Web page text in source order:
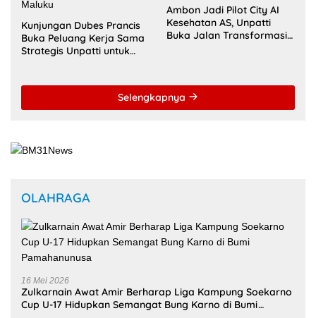
Kunjungan Dubes Prancis
Buka Peluang Kerja Sama
Strategis Unpatti untuk
Ambon Jadi Pilot City AI
Kesehatan AS, Unpatti
Buka Jalan Transformasi
Selengkapnya
OLAHRAGA
16 Mei 2026
Zulkarnain Awat Amir Berharap Liga Kampung Soekarno
Cup U-17 Hidupkan Semangat Bung Karno di Bumi